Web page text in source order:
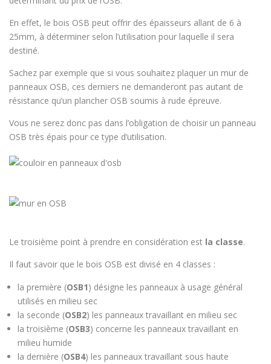
En effet, le bois OSB peut offrir des épaisseurs allant de 6 à
25mm, à déterminer selon l’utilisation pour laquelle il sera
destiné.
Sachez par exemple que si vous souhaitez plaquer un mur de
panneaux OSB, ces derniers ne demanderont pas autant de
résistance qu’un plancher OSB soumis à rude épreuve.
Vous ne serez donc pas dans l’obligation de choisir un panneau
OSB très épais pour ce type d’utilisation.
Le troisième point à prendre en considération est la classe.
Il faut savoir que le bois OSB est divisé en 4 classes :
la première (OSB1) désigne les panneaux à usage général
utilisés en milieu sec
la seconde (OSB2) les panneaux travaillant en milieu sec
la troisième (OSB3) concerne les panneaux travaillant en
milieu humide
la dernière (OSB4) les panneaux travaillant sous haute